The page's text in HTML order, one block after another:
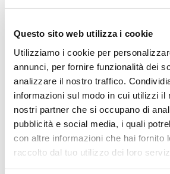
Questo sito web utilizza i cookie
Utilizziamo i cookie per
annunci, per fornire funzionalità dei
analizzare il nostro traffico.
informazioni sul modo in cui utilizzi il
nostri partner che si occupano di
pubblicità e social media, i quali
con altre informazioni che hai fornito
raccolto dal tuo utilizzo dei loro
★★★★★
Ottima esperienza d’acquisto.
puntuale e cordiale, spedizione
effettivamente disponibili come
sorprese o ritardi. Servizio affidabile
Negozio assolutamente
Ciro Pio Donnarumma